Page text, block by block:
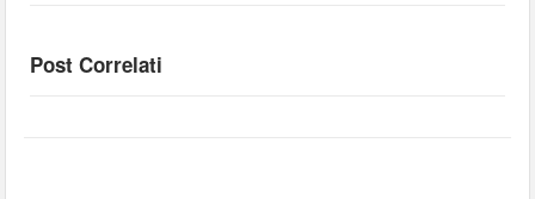
Post Correlati